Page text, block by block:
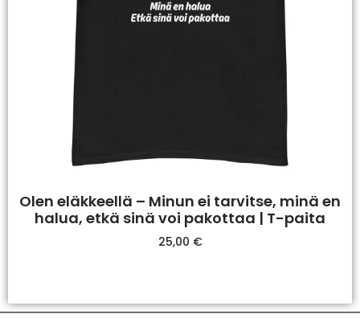
Olen eläkkeellä – Minun ei tarvitse, minä en
halua, etkä sinä voi pakottaa | T-paita
25,00 €